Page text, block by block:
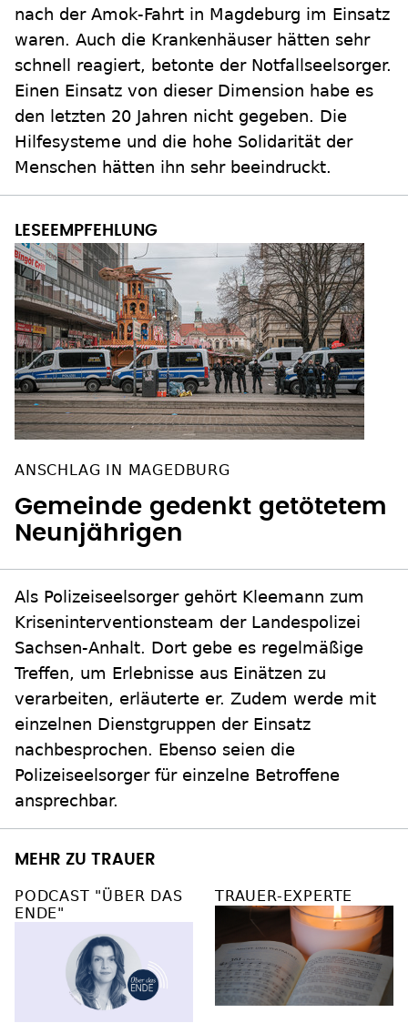
nach der Amok-Fahrt in Magdeburg im Einsatz
waren. Auch die Krankenhäuser hätten sehr
schnell reagiert, betonte der Notfallseelsorger.
Einen Einsatz von dieser Dimension habe es
den letzten 20 Jahren nicht gegeben. Die
Hilfesysteme und die hohe Solidarität der
Menschen hätten ihn sehr beeindruckt.
ANSCHLAG IN MAGEDBURG
Gemeinde gedenkt getötetem
Neunjährigen
Als Polizeiseelsorger gehört Kleemann zum
Kriseninterventionsteam der Landespolizei
Sachsen-Anhalt. Dort gebe es regelmäßige
Treffen, um Erlebnisse aus Einätzen zu
verarbeiten, erläuterte er. Zudem werde mit
einzelnen Dienstgruppen der Einsatz
nachbesprochen. Ebenso seien die
Polizeiseelsorger für einzelne Betroffene
ansprechbar.
MEHR ZU TRAUER
PODCAST "ÜBER DAS
ENDE"
TRAUER-EXPERTE